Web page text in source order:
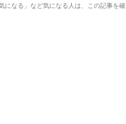
になる」など気になる人は、この記事を確